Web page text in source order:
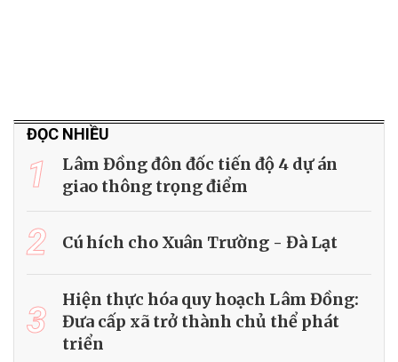
ĐỌC NHIỀU
1
Lâm Đồng đôn đốc tiến độ 4 dự án
giao thông trọng điểm
2 Cú hích cho Xuân Trường - Đà Lạt
3
Hiện thực hóa quy hoạch Lâm Đồng:
Đưa cấp xã trở thành chủ thể phát
triển